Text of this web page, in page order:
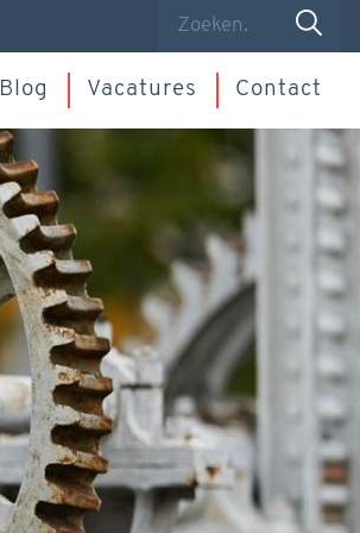
Blog Vacatures Contact